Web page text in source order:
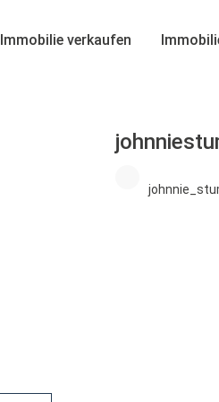
Immobilie verkaufen